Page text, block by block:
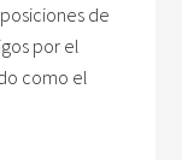
de
por el
como el